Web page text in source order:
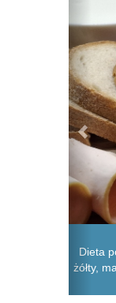
Dieta
żółty,